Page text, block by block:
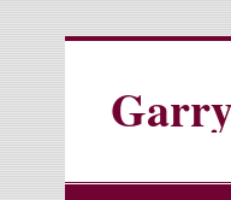
Перейти